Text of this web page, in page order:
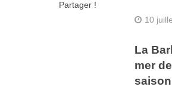
Partager !
10
La
mer